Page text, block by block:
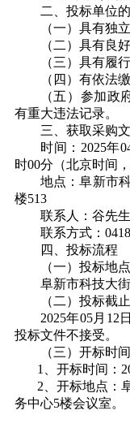
二、投标单位
（一） 具有独
（二）具有良
（三）具有履
（四）有依法
（五）参加政
有重大违法记录。
三、获取采购
时间： 2025年
时00分（北京时间
地点：阜新市
楼513
联系人：谷先生
联系方式：
四
投标流程
（一）投标地点
阜新市科技大街
（二）投标截
2025年05月 12 日
投标文件不接受。
（三）开标时
1
开标时间：
2
开标地点：
务中心5楼会议室。